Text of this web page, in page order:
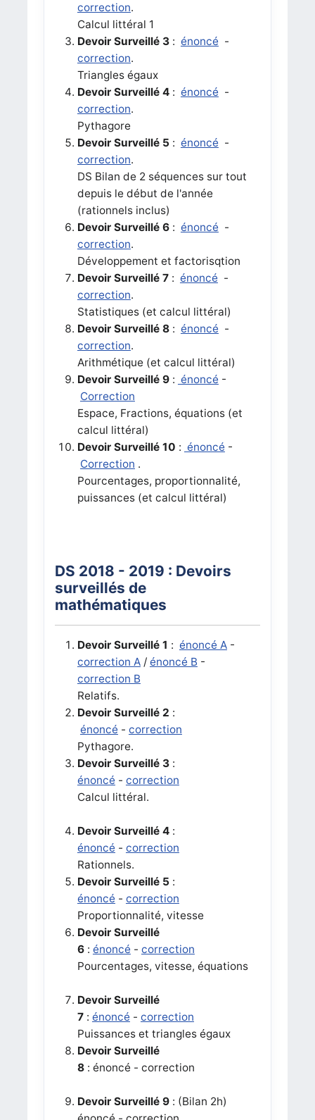
correction.
Calcul littéral 1
Devoir Surveillé 3: énoncé -
correction.
Triangles égaux
Devoir Surveillé 4: énoncé -
correction.
Pythagore
Devoir Surveillé 5 : énoncé -
correction.
DS Bilan de 2 séquences sur tout
depuis le début de l'année
(rationnels inclus)
Devoir Surveillé 6: énoncé -
correction.
Développement et factorisqtion
Devoir Surveillé 7: énoncé -
correction.
Statistiques (et calcul littéral)
Devoir Surveillé 8: énoncé -
correction.
Arithmétique (et calcul littéral)
Devoir Surveillé 9: énoncé -
Correction
Espace, Fractions, équations (et
calcul littéral)
Devoir Surveillé 10 : énoncé -
Correction .
Pourcentages, proportionnalité,
puissances (et calcul littéral)
DS 2018 - 2019 : Devoirs
surveillés de
mathématiques
Devoir Surveillé 1 : énoncé A-
correction A/ énoncé B -
correction B
Relatifs.
Devoir Surveillé 2 :
énoncé - correction
Pythagore.
Devoir Surveillé 3:
énoncé - correction
Calcul littéral.
Devoir Surveillé 4:
énoncé - correction
Rationnels.
Devoir Surveillé 5 :
énoncé - correction
Proportionnalité, vitesse
Devoir Surveillé
6: énoncé - correction
Pourcentages, vitesse, équations
Devoir Surveillé
7: énoncé - correction
Puissances et triangles égaux
Devoir Surveillé
8: énoncé - correction
Devoir Surveillé 9: (Bilan 2h)